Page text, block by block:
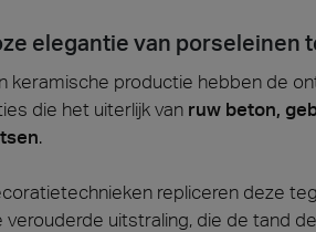
elegantie van porseleinen
keramische productie hebben de
die het uiterlijk van ruw beton,
.
repliceren deze
verouderde uitstraling, die de tand